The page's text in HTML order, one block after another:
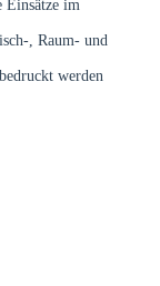
Einsätze im
, Raum- und
werden